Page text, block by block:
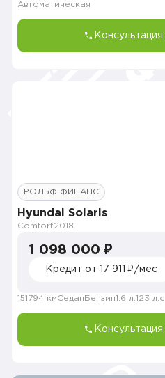
Автоматическая
Консультация
РОЛЬФ ФИНАНС
Hyundai Solaris
Comfort2018
1 098 000 ₽
Кредит от 17 911 ₽/мес
151794 кмСедан Бензин1.6 л. 123 л.с.
Консультация